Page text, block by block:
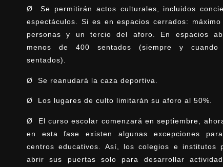
Ø Se permitirán actos culturales, incluidos
espectáculos. Si es en espacios cerrados:
personas y un tercio del aforo. En espacios
menos de 400 sentados (siempre y cuando
sentados).
Ø Se reanudará la caza deportiva.
Ø Los lugares de culto limitarán su aforo al 50%.
Ø El curso escolar comenzará en septiembre,
en esta fase existen algunas excepciones
centros educativos.
Así, los colegios e institutos
abrir sus puertas solo para desarrollar